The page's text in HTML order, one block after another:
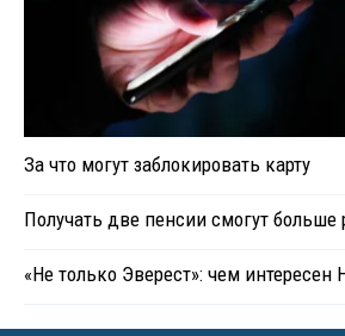
За что могут заблокировать карту
Получать две пенсии смогут больше
«Не только Эверест»: чем интересен